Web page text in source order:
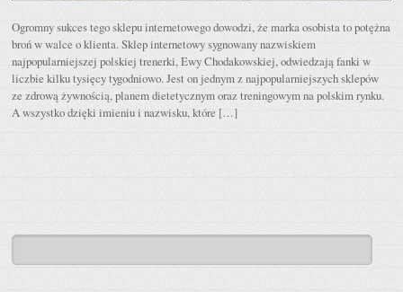
Ogromny sukces tego sklepu internetowego dowodzi, że marka osobista to potężna
broń w walce o klienta. Sklep internetowy sygnowany nazwiskiem
najpopularniejszej polskiej trenerki, Ewy Chodakowskiej, odwiedzają fanki w
liczbie kilku tysięcy tygodniowo. Jest on jednym z najpopularniejszych sklepów
ze zdrową żywnością, planem dietetycznym oraz treningowym na polskim rynku.
A wszystko dzięki imieniu i nazwisku, które […]